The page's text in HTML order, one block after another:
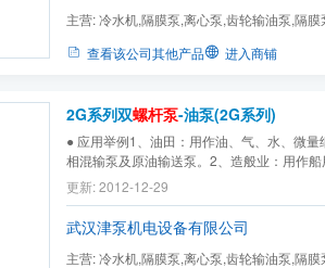
主营:冷水机,隔膜泵,离心泵,齿轮输油泵,隔
查看该公司其他产品 进入商铺
2G系列双螺杆泵-油泵(2G系列)
● 应用举例1、油田：用作油、气、水、微量
相混输泵及原油输送泵。2、造般业：用作
舱及污水处理，主机润滑泵，燃料油泵。3
作各种树脂、颜料、石蜡、油漆、油墨、乳
油、重油等装载和运输泵。4、热电厂：用
泵，...
更新: 2012-12-29
武汉津泵机电设备有限公司
主营:冷水机,隔膜泵,离心泵,齿轮输油泵,隔